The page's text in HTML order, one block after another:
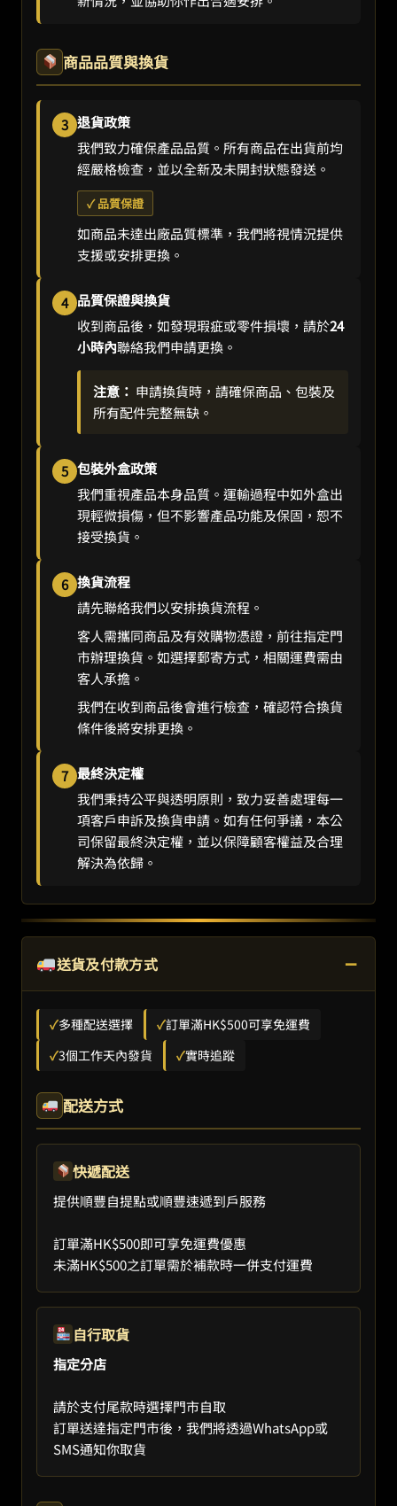
商品品質與換貨
3 退貨政策
我們致力確保產品品質。所有商品在出貨前均
經嚴格檢查，並以全新及未開封狀態發送。
✓ 品質保證
如商品未達出廠品質標準，我們將視情況提供
支援或安排更換。
4 品質保證與換貨
收到商品後，如發現瑕疵或零件損壞，請於24
小時內聯絡我們申請更換。
注意： 申請換貨時，請確保商品、包裝及
所有配件完整無缺。
5 包裝外盒政策
我們重視產品本身品質。運輸過程中如外盒出
現輕微損傷，但不影響產品功能及保固，恕不
接受換貨。
6 換貨流程
請先聯絡我們以安排換貨流程。
客人需攜同商品及有效購物憑證，前往指定門
市辦理換貨。如選擇郵寄方式，相關運費需由
客人承擔。
我們在收到商品後會進行檢查，確認符合換貨
條件後將安排更換。
7 最終決定權
我們秉持公平與透明原則，致力妥善處理每一
項客戶申訴及換貨申請。如有任何爭議，本公
司保留最終決定權，並以保障顧客權益及合理
解決為依歸。
送貨及付款方式 −
✓多種配送選擇 ✓訂單滿HK$500可享免運費
✓3個工作天內發貨 ✓實時追蹤
配送方式
快遞配送
提供順豐自提點或順豐速遞到戶服務
訂單滿HK$500即可享免運費優惠
未滿HK$500之訂單需於補款時一併支付運費
自行取貨
指定分店
請於支付尾款時選擇門市自取
訂單送達指定門市後，我們將透過WhatsApp或
SMS通知你取貨